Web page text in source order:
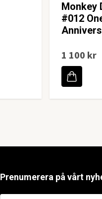
Monkey
#012
1 100 kr
Prenumerera på vårt